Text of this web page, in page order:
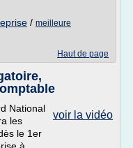
/ meilleure
Haut de page
voir la vidéo
National
les
le 1er